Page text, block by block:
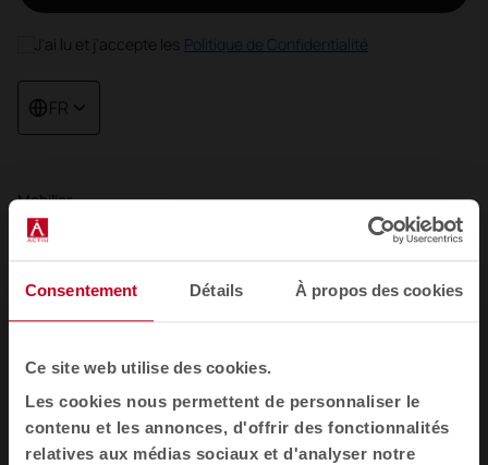
Consentement Détails À propos des cookies
Ce site web utilise des cookies.
Les cookies nous permettent de personnaliser le
contenu et les annonces, d'offrir des fonctionnalités
relatives aux médias sociaux et d'analyser notre
Mobilier
Sièges
Tables
Fauteuils et canapés
Cloisons
Meubles de rangement pour bureau
J'ai lu et j'accepte les Politique de Confidentialité
FR